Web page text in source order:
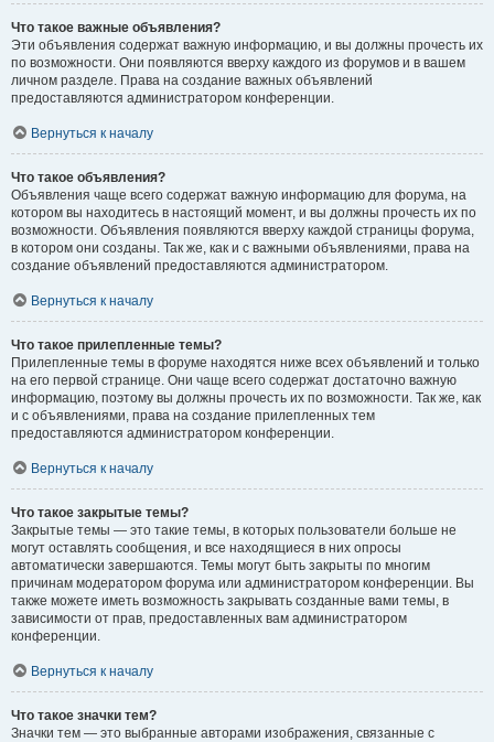
Что такое важные объявления?
Эти объявления содержат важную информацию, и вы должны прочесть их
по возможности. Они появляются вверху каждого из форумов и в вашем
личном разделе. Права на создание важных объявлений
предоставляются администратором конференции.
Вернуться к началу
Что такое объявления?
Объявления чаще всего содержат важную информацию для форума, на
котором вы находитесь в настоящий момент, и вы должны прочесть их по
возможности. Объявления появляются вверху каждой страницы форума,
в котором они созданы. Так же, как и с важными объявлениями, права на
создание объявлений предоставляются администратором.
Вернуться к началу
Что такое прилепленные темы?
Прилепленные темы в форуме находятся ниже всех объявлений и только
на его первой странице. Они чаще всего содержат достаточно важную
информацию, поэтому вы должны прочесть их по возможности. Так же, как
и с объявлениями, права на создание прилепленных тем
предоставляются администратором конференции.
Вернуться к началу
Что такое закрытые темы?
Закрытые темы — это такие темы, в которых пользователи больше не
могут оставлять сообщения, и все находящиеся в них опросы
автоматически завершаются. Темы могут быть закрыты по многим
причинам модератором форума или администратором конференции. Вы
также можете иметь возможность закрывать созданные вами темы, в
зависимости от прав, предоставленных вам администратором
конференции.
Вернуться к началу
Что такое значки тем?
Значки тем — это выбранные авторами изображения, связанные с